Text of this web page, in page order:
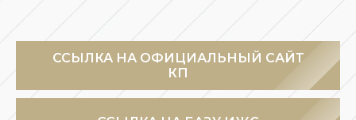
ССЫЛКА НА ОФИЦИАЛЬНЫЙ САЙТ
КП